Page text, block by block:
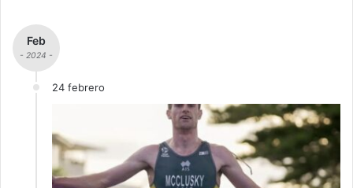
Feb
- 2024 -
24 febrero